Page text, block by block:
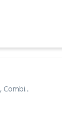
, Combi Camlı